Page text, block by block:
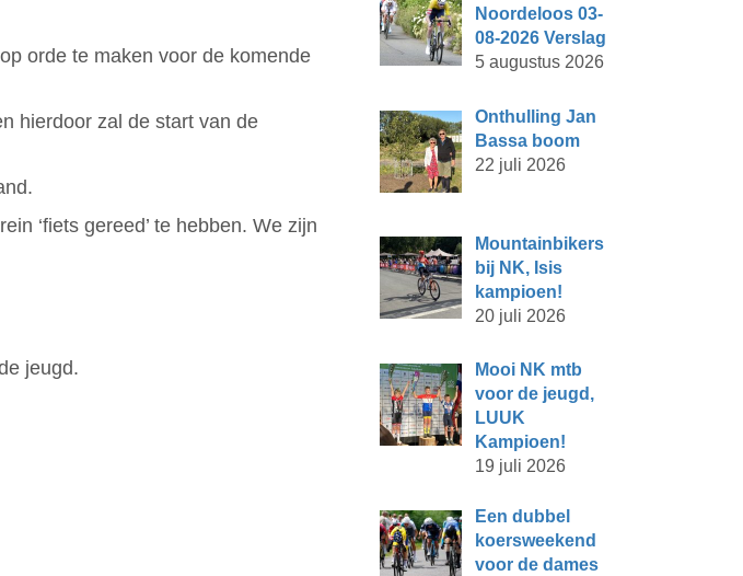
orde te maken voor de komende
hierdoor zal de start van de
‘fiets gereed’ te hebben. We zijn
jeugd.
Noordeloos 03-
08-2026 Verslag
5 augustus 2026
Onthulling Jan
Bassa boom
22 juli 2026
Mountainbikers
bij NK, Isis
kampioen!
20 juli 2026
Mooi NK mtb
voor de jeugd,
LUUK
Kampioen!
19 juli 2026
Een dubbel
koersweekend
voor de dames